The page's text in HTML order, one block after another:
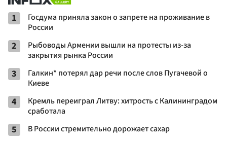
1
Госдума приняла закон о запрете на проживание в
России
2
Рыбоводы Армении вышли на протесты из-за
закрытия рынка России
3
Галкин* потерял дар речи после слов Пугачевой о
Киеве
4
Кремль переиграл Литву: хитрость с Калининградом
сработала
5 В России стремительно дорожает сахар